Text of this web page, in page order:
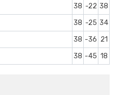
38 -22 38
38 -25 34
38 -36 21
38 -45 18